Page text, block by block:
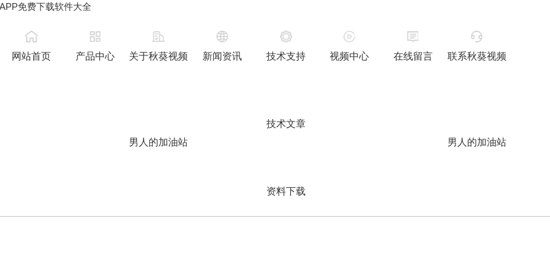
免费下载软件大全
网站首页 产品中心 关于秋葵视频
男人的加油站
新闻资讯 技术支持
技术文章
资料下载
视频中心 在线留言 联系秋葵视频
男人的加油站